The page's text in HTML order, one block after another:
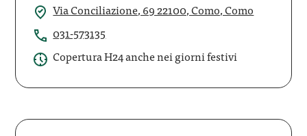
Via Conciliazione, 69 22100, Como, Como
031-573135
Copertura H24 anche nei giorni festivi
Farmacia